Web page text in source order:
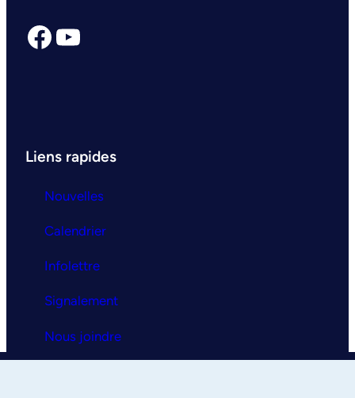
Facebook YouTube
Liens rapides
Nouvelles
Calendrier
Infolettre
Signalement
Nous joindre